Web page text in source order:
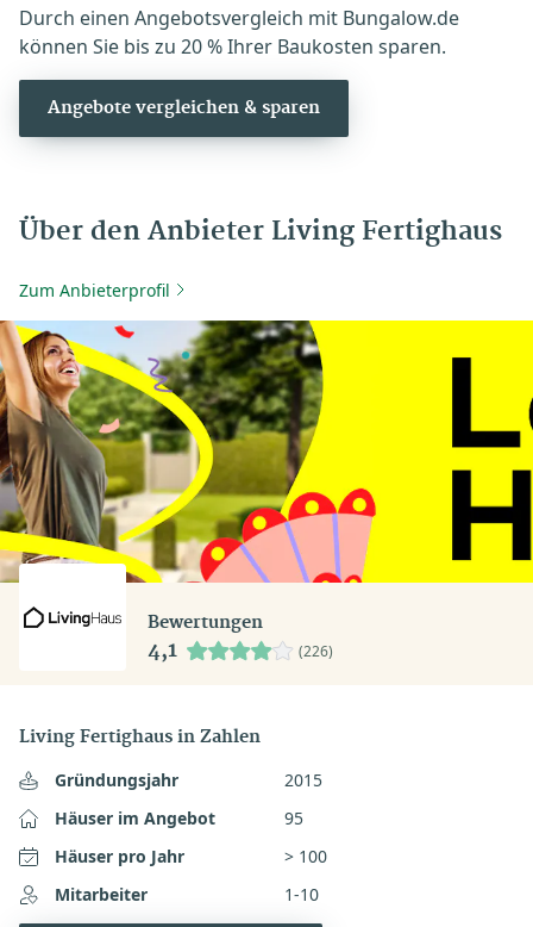
Durch einen Angebotsvergleich mit Bungalow.de
können Sie bis zu 20 % Ihrer Baukosten sparen.
Angebote vergleichen & sparen
Über den Anbieter Living Fertighaus
Zum Anbieterprofil
Bewertungen
4,1 (226)
Living Fertighaus in Zahlen
Gründungsjahr
2015
Häuser im Angebot
95
Häuser pro Jahr
> 100
Mitarbeiter
1-10